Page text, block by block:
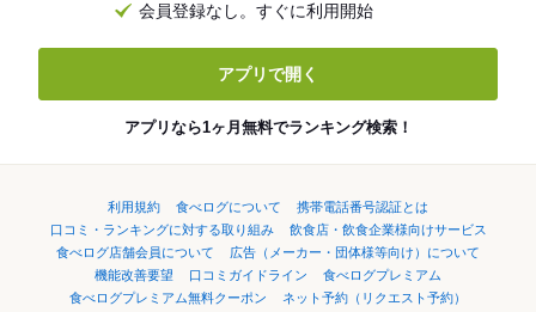
会員登録なし。すぐに利用開始
アプリで開く
アプリなら1ヶ月無料でランキング検索！
利用規約 食べログについて
携帯電話番号認証とは
口コミ・ランキングに対する取り組み
飲食店・飲食企業様向けサービス
食べログ店舗会員について
広告（メーカー・団体様等向け）について
機能改善要望
口コミガイドライン
食べログプレミアム
食べログプレミアム無料クーポン
ネット予約（リクエスト予約）